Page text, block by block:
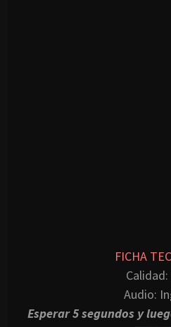
FICHA
Calidad:
Audio:
Esperar 5 segundos y